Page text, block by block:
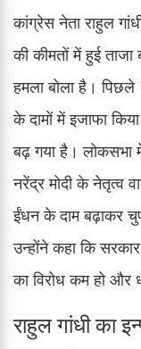
कांग्रेस नेता राहुल
की कीमतों में हुई
हमला बोला है।
के दामों में इजाफा
बढ़ गया है। लोकसभा में
नरेंद्र मोदी के नेतृत्व
ईंधन के दाम बढ़ाकर
उन्होंने कहा कि
का विरोध कम हो और
राहुल गांधी का